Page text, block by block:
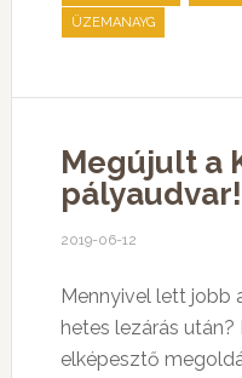
ÜZEMANAYG
Megújult a
2019-06-12
Mennyivel lett jobb
hetes lezárás után?
elképesztő